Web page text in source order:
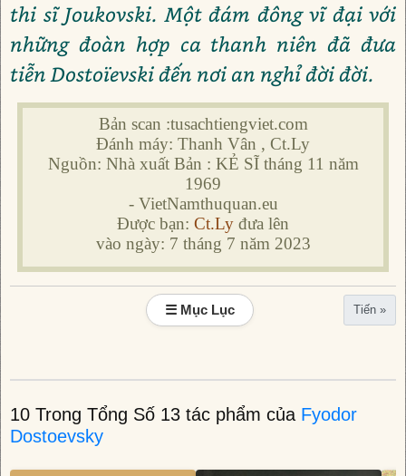
thi sĩ Joukovski. Một đám đông vĩ đại với
những đoàn hợp ca thanh niên đã đưa
tiễn Dostoïevski đến nơi an nghỉ đời đời.
Bản scan :tusachtiengviet.com
Đánh máy: Thanh Vân , Ct.Ly
Nguồn: Nhà xuất Bản : KẺ SĨ tháng 11 năm
1969
- VietNamthuquan.eu
Được bạn: Ct.Ly đưa lên
vào ngày: 7 tháng 7 năm 2023
☰ Mục Lục Tiến »
10 Trong Tổng Số 13 tác phẩm của Fyodor
Dostoevsky